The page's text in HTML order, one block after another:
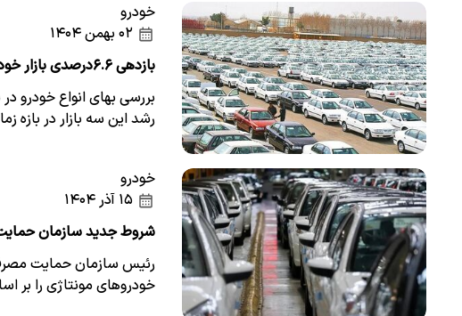
خودرو
بازدهی ۶.۶‌درصدی بازار خودرو + نمودار
بررسی بهای انواع خودرو
رشد این سه بازار در بازه
خودرو
شروط جدید سازمان
رئیس سازمان حمایت
خودرو‌های مونتاژی را بر